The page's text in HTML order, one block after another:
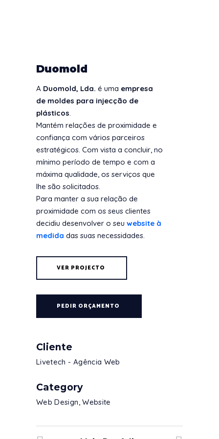
Duomold
A Duomold, Lda. é uma empresa
de moldes para injecção de
plásticos.
Mantém relações de proximidade e
confiança com vários parceiros
estratégicos. Com vista a concluir, no
mínimo período de tempo e com a
máxima qualidade, os serviços que
lhe são solicitados.
Para manter a sua relação de
proximidade com os seus clientes
decidiu desenvolver o seu website à
medida das suas necessidades.
VER PROJECTO
PEDIR ORÇAMENTO
Cliente
Livetech - Agência Web
Category
Web Design, Website